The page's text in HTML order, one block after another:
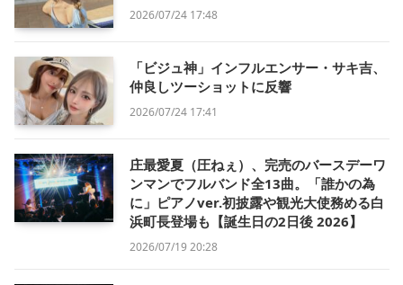
2026/07/24 17:48
「ビジュ神」インフルエンサー・サキ吉、
仲良しツーショットに反響
2026/07/24 17:41
庄最愛夏（圧ねぇ）、完売のバースデーワ
ンマンでフルバンド全13曲。「誰かの為
に」ピアノver.初披露や観光大使務める白
浜町長登場も【誕生日の2日後 2026】
2026/07/19 20:28